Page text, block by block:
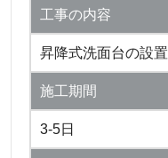
工事の内容
昇降式洗面台の設置
施工期間
3-5日